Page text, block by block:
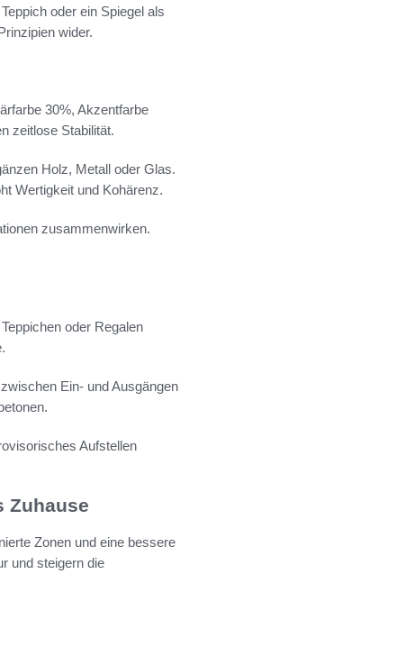
oder ein Spiegel als
wider.
30%, Akzentfarbe
zeitlose Stabilität.
Holz, Metall oder Glas.
Wertigkeit und Kohärenz.
zusammenwirken.
oder Regalen
Ein- und Ausgängen
Aufstellen
Zuhause
Zonen und eine bessere
und steigern die